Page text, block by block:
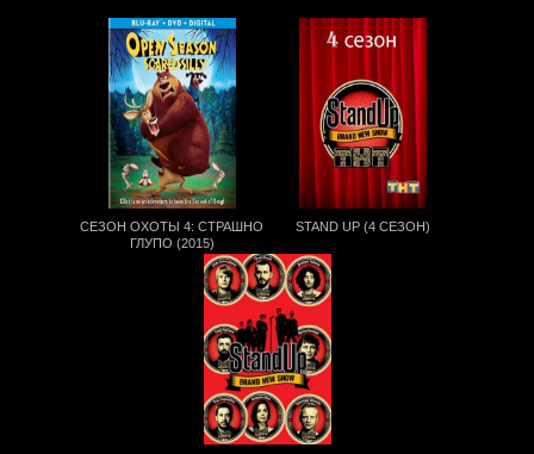
СЕЗОН ОХОТЫ 4: СТРАШНО
ГЛУПО (2015)
STAND UP (4 СЕЗОН)